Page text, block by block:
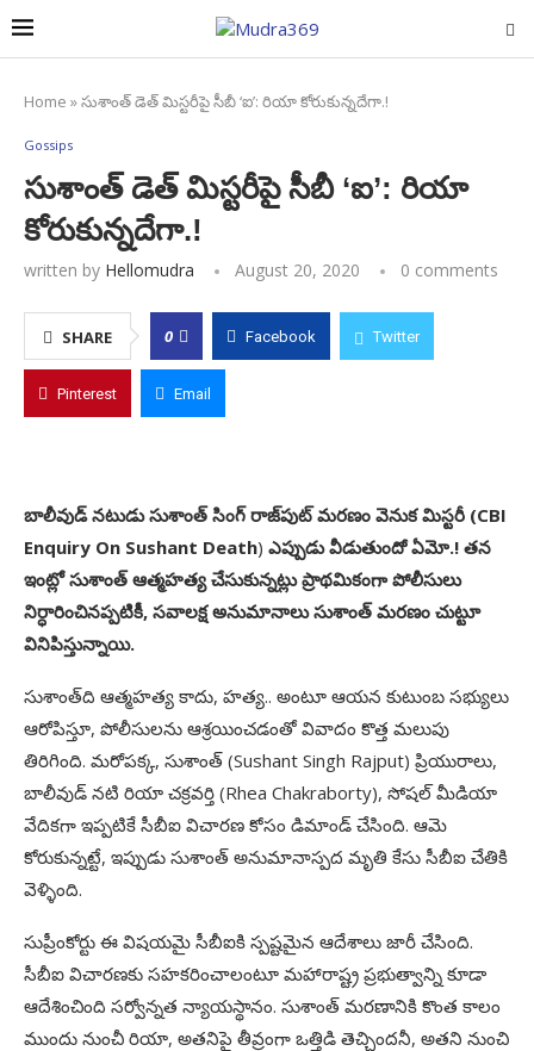
Home »సుశాంత్‌ డెత్‌ మిస్టరీపై సీబీ ‘ఐ’: రియా కోరుకున్నదేగా.!
Gossips
సుశాంత్‌ డెత్‌ మిస్టరీపై సీబీ ‘ఐ’: రియా
కోరుకున్నదేగా.!
written by Hellomudra August 20, 2020 0 comments
SHARE 0 Facebook Twitter
Pinterest Email
బాలీవుడ్‌ నటుడు సుశాంత్‌ సింగ్‌ రాజ్‌పుట్‌ మరణం వెనుక మిస్టరీ (CBI
Enquiry On Sushant Death) ఎప్పుడు వీడుతుందో ఏమో.! తన
ఇంట్లో సుశాంత్‌ ఆత్మహత్య చేసుకున్నట్లు ప్రాథమికంగా పోలీసులు
నిర్ధారించినప్పటికీ, సవాలక్ష అనుమానాలు సుశాంత్ మరణం చుట్టూ
వినిపిస్తున్నాయి.
సుశాంత్‌ది ఆత్మహత్య కాదు, హత్య.. అంటూ ఆయన కుటుంబ సభ్యులు
ఆరోపిస్తూ, పోలీసులను ఆశ్రయించడంతో వివాదం కొత్త మలుపు
తిరిగింది. మరోపక్క, సుశాంత్‌ (Sushant Singh Rajput) ప్రియురాలు,
బాలీవుడ్‌ నటి రియా చక్రవర్తి (Rhea Chakraborty), సోషల్‌ మీడియా
వేదికగా ఇప్పటికే సీబీఐ విచారణ కోసం డిమాండ్‌ చేసింది. ఆమె
కోరుకున్నట్టే, ఇప్పుడు సుశాంత్‌ అనుమానాస్పద మృతి కేసు సీబీఐ చేతికి
వెళ్ళింది.
సుప్రీంకోర్టు ఈ విషయమై సీబీఐకి స్పష్టమైన ఆదేశాలు జారీ చేసింది.
సీబీఐ విచారణకు సహకరించాలంటూ మహారాష్ట్ర ప్రభుత్వాన్ని కూడా
ఆదేశించింది సర్వోన్నత న్యాయస్థానం. సుశాంత్‌ మరణానికి కొంత కాలం
ముందు నుంచీ రియా, అతనిపై తీవ్రంగా ఒత్తిడి తెచ్చిందనీ, అతని నుంచి